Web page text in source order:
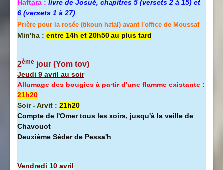
Haftara : livre de Josué, chapitres 5 (versets 2 à 15) et
6 (versets 1 à 27)
Prière pour la rosée (tikoun hatal) avant l'office de Moussaf
Min'ha : entre 14h et 20h50 au plus tard
2ème jour (Yom tov)
Jeudi 9 avril au soir
Allumage des bougies à partir d'une flamme existante :
21h20
Soir - Arvit : 21h20
Compte de l'Omer tous les soirs, jusqu'à la veille de
Chavouot
Deuxième Séder de Pessa'h
Vendredi 10 avril